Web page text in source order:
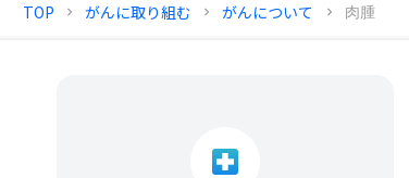
TOP chevron_right がんに取り組む chevron_right がんについて chevron_right 肉腫